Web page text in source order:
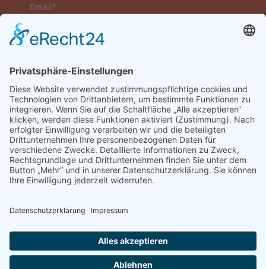
Email*
Nachname
Datenschutzerklärung zur Kenntnis genommen
und akzeptiert.